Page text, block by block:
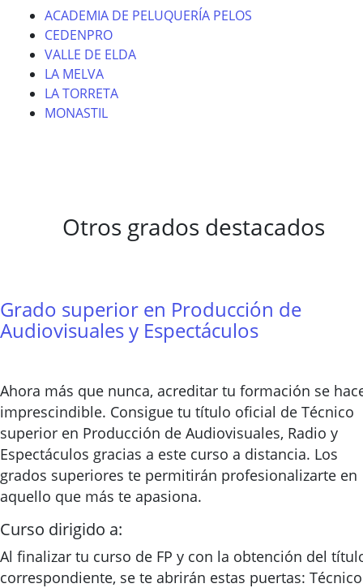
ACADEMIA DE PELUQUERÍA PELOS
CEDENPRO
VALLE DE ELDA
LA MELVA
LA TORRETA
MONASTIL
Otros grados destacados
Grado superior en Producción de
Audiovisuales y Espectáculos
Ahora más que nunca, acreditar tu formación se
imprescindible. Consigue tu título oficial de Técnico
superior en Producción de Audiovisuales, Radio y
Espectáculos gracias a este curso a distancia. Los
grados superiores te permitirán profesionalizarte en
aquello que más te apasiona.
Curso dirigido a:
Al finalizar tu curso de FP y con la obtención del
correspondiente, se te abrirán estas puertas: Técnico